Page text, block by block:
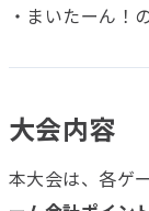
・まいたーん！
大会内容
本大会は、各ゲ